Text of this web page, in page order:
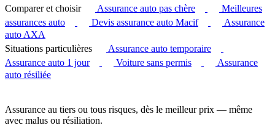
Comparer et choisir
Assurance auto pas chère
Meilleures
assurances auto
Devis assurance auto Macif
Assurance
auto AXA
Situations particulières
Assurance auto temporaire
Assurance auto 1 jour
Voiture sans permis
Assurance
auto résiliée
Assurance au tiers ou tous risques, dès le meilleur prix — même
avec malus ou résiliation.